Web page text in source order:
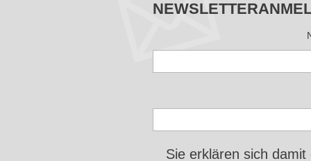
Sie erklären sich